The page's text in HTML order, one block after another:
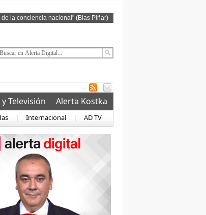
la conciencia nacional" (Blas Piñar)
y Televisión
Alerta Kostka
| Internacional | AD TV